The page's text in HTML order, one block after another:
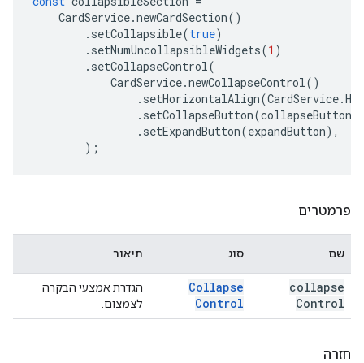
CardService.newCardSection()
. setCollapsible(true)
. setNumUncollapsibleWidgets(1 )
. setCollapseControl(
CardService.newCollapseControl()
. setHorizontalAlign(CardService.
. setCollapseButton(collapseButton
. setExpandButton(expandButton),
);
פרמטרים
שם סוג תיאור
collapse
Control
Collapse
Control
הגדרת אמצעי הבקרה
לצמצום.
חזרה